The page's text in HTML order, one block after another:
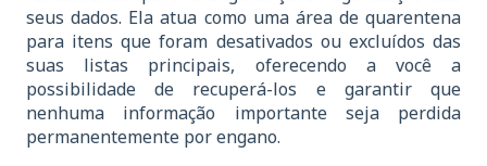
seus dados. Ela atua como uma área de quarentena
para itens que foram desativados ou excluídos das
suas listas principais, oferecendo a você a
possibilidade de recuperá-los e garantir que
nenhuma informação importante seja perdida
permanentemente por engano.